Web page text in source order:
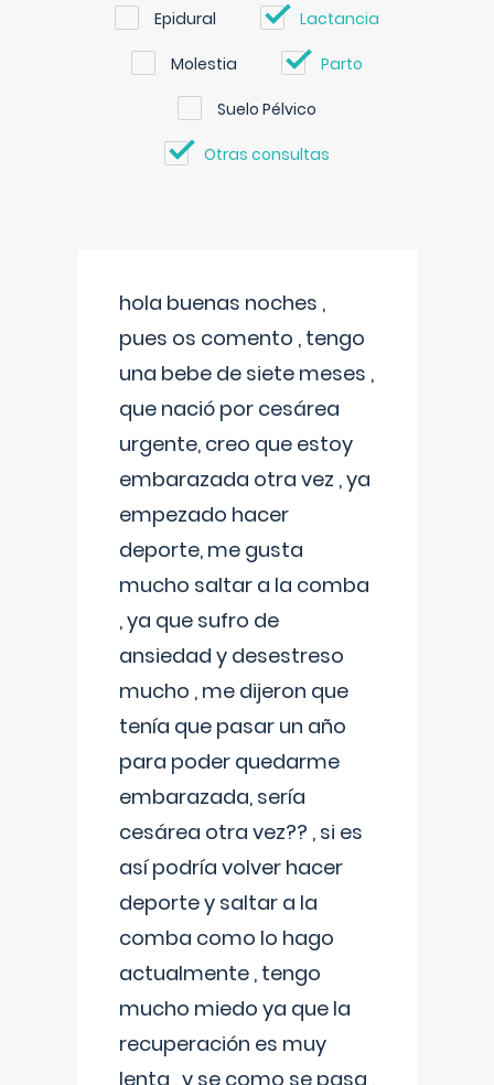
Epidural Lactancia
Molestia Parto
Suelo Pélvico
Otras consultas
hola buenas noches ,
pues os comento , tengo
una bebe de siete meses ,
que nació por cesárea
urgente, creo que estoy
embarazada otra vez , ya
empezado hacer
deporte, me gusta
mucho saltar a la comba
, ya que sufro de
ansiedad y desestreso
mucho , me dijeron que
tenía que pasar un año
para poder quedarme
embarazada, sería
cesárea otra vez?? , si es
así podría volver hacer
deporte y saltar a la
comba como lo hago
actualmente , tengo
mucho miedo ya que la
recuperación es muy
lenta , y se como se pasa ,